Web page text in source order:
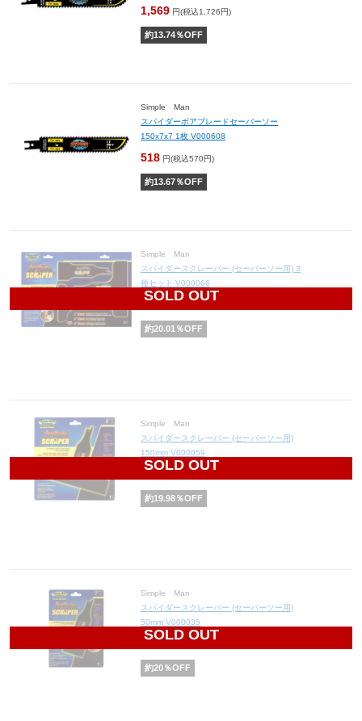
1,569 円(税込1,726円)
約13.74％OFF
Simple Man
スパイダーボアブレードセーバーソー
150x7x7 1枚 V000608
518 円(税込570円)
約13.67％OFF
SOLD OUT
Simple Man
スパイダースクレーパー (セーバーソー用) 3
種セット V000066
3,878
約20.01 ％OFF
SOLD OUT
Simple Man
スパイダースクレーパー (セーバーソー用)
150mm V000059
1,814
約19.98％OFF
SOLD OUT
Simple Man
スパイダースクレーパー (セーバーソー用)
50mm V000035
1,044
約20％OFF